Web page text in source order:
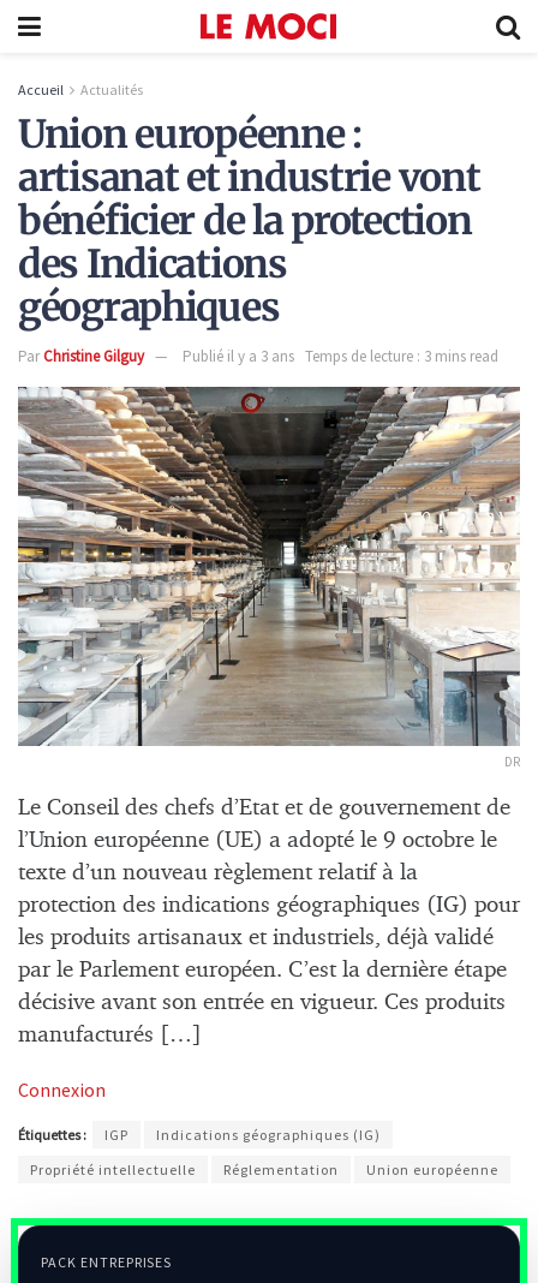
Accueil Actualités
Union européenne :
artisanat et industrie vont
bénéficier de la protection
des Indications
géographiques
ParChristine Gilguy Publié il y a 3 ans Temps de lecture : 3 mins read
DR
Le Conseil des chefs d’Etat et de gouvernement de
l’Union européenne (UE) a adopté le 9 octobre le
texte d’un nouveau règlement relatif à la
protection des indications géographiques (IG) pour
les produits artisanaux et industriels, déjà validé
par le Parlement européen. C’est la dernière étape
décisive avant son entrée en vigueur. Ces produits
manufacturés […]
Connexion
Étiquettes : IGP
Indications géographiques (IG)
Propriété intellectuelle
Réglementation Union européenne
PACK ENTREPRISES